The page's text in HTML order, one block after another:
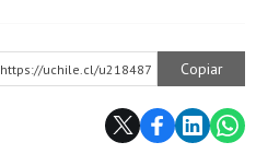
https://uchile.cl/u218487 Copiar